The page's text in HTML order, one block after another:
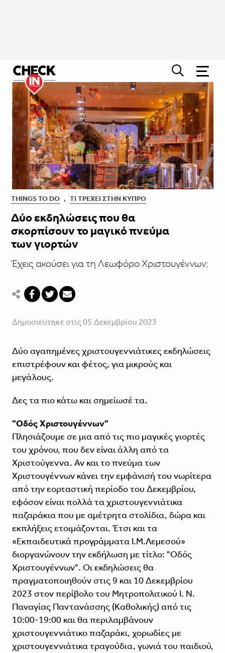
THINGS TO DO , ΤΙ ΤΡΈΧΕΙ ΣΤΗΝ ΚΎΠΡΟ
Δύο εκδηλώσεις που θα
σκορπίσουν το μαγικό πνεύμα
των γιορτών
Έχεις ακούσει για τη Λεωφόρο Χριστουγέννων;
Δημοσιεύτηκε στις 05 Δεκεμβρίου 2023
Δύο αγαπημένες χριστουγεννιάτικες εκδηλώσεις
επιστρέφουν και φέτος, για μικρούς και
μεγάλους.
Δες τα πιο κάτω και σημείωσέ τα.
"Οδός Χριστουγέννων"
Πλησιάζουμε σε μια από τις πιο μαγικές γιορτές
του χρόνου, που δεν είναι άλλη από τα
Χριστούγεννα. Αν και το πνεύμα των
Χριστουγέννων κάνει την εμφάνισή του νωρίτερα
από την εορταστική περίοδο του Δεκεμβρίου,
εφόσον είναι πολλά τα χριστουγεννιάτικα
παζαράκια που με αμέτρητα στολίδια, δώρα και
εκπλήξεις ετοιμάζονται. Έτσι και τα
«Εκπαιδευτικά προγράμματα Ι.Μ.Λεμεσού»
διοργανώνουν την εκδήλωση με τίτλο: "Οδός
Χριστουγέννων". Οι εκδηλώσεις θα
πραγματοποιηθούν στις 9 και 10 Δεκεμβρίου
2023 στον περίβολο του Μητροπολιτικού Ι. Ν.
Παναγίας Παντανάσσης (Καθολικής) από τις
10:00-19:00 και θα περιλαμβάνουν
χριστουγεννιάτικο παζαράκι, χορωδίες με
χριστουγεννιάτικα τραγούδια, γωνιά του παιδιού,